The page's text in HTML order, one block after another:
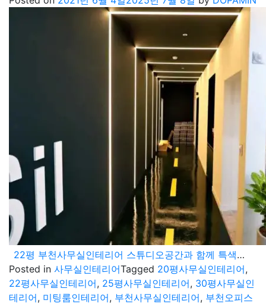
22평 부천사무실인테리어 스튜디오공간과 함께 특색있는 곳으로
Posted in 사무실인테리어Tagged 20평사무실인테리어,
22평사무실인테리어, 25평사무실인테리어, 30평사무실인
테리어, 미팅룸인테리어, 부천사무실인테리어, 부천오피스